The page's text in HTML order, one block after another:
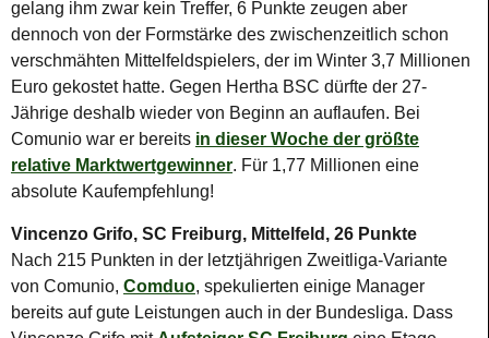
gelang ihm zwar kein Treffer, 6 Punkte zeugen aber
dennoch von der Formstärke des zwischenzeitlich schon
verschmähten Mittelfeldspielers, der im Winter 3,7 Millionen
Euro gekostet hatte. Gegen Hertha BSC dürfte der 27-
Jährige deshalb wieder von Beginn an auflaufen. Bei
Comunio war er bereits in dieser Woche der größte
relative Marktwertgewinner. Für 1,77 Millionen eine
absolute Kaufempfehlung!
Vincenzo Grifo, SC Freiburg, Mittelfeld, 26 Punkte
Nach 215 Punkten in der letztjährigen Zweitliga-Variante
von Comunio, Comduo, spekulierten einige Manager
bereits auf gute Leistungen auch in der Bundesliga. Dass